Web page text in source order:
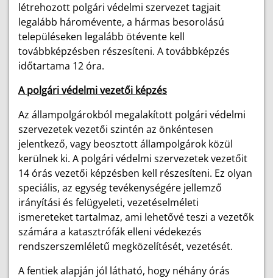
létrehozott polgári védelmi szervezet tagjait
legalább háromévente, a hármas besorolású
településeken legalább ötévente kell
továbbképzésben részesíteni. A továbbképzés
időtartama 12 óra.
A polgári védelmi vezetői képzés
Az állampolgárokból megalakított polgári védelmi
szervezetek vezetői szintén az önkéntesen
jelentkező, vagy beosztott állampolgárok közül
kerülnek ki. A polgári védelmi szervezetek vezetőit
14 órás vezetői képzésben kell részesíteni. Ez olyan
speciális, az egység tevékenységére jellemző
irányítási és felügyeleti, vezetéselméleti
ismereteket tartalmaz, ami lehetővé teszi a vezetők
számára a katasztrófák elleni védekezés
rendszerszemléletű megközelítését, vezetését.
A fentiek alapján jól látható, hogy néhány órás